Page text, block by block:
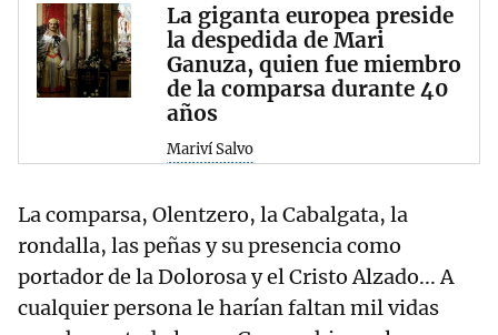
La giganta europea preside
la despedida de Mari
Ganuza, quien fue miembro
de la comparsa durante 40
años
Mariví Salvo
La comparsa, Olentzero, la Cabalgata, la
rondalla, las peñas y su presencia como
portador de la Dolorosa y el Cristo Alzado... A
cualquier persona le harían faltan mil vidas